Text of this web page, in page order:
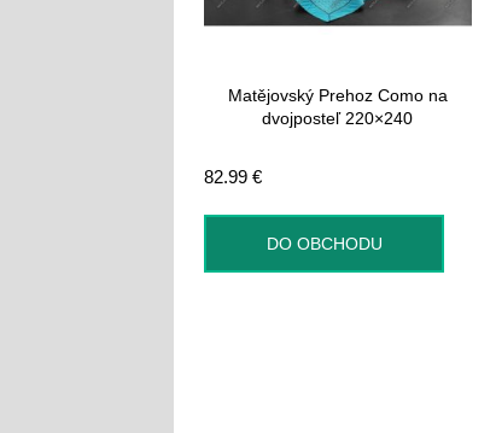
Matějovský Prehoz Como na
dvojposteľ 220×240
82.99 €
DO OBCHODU